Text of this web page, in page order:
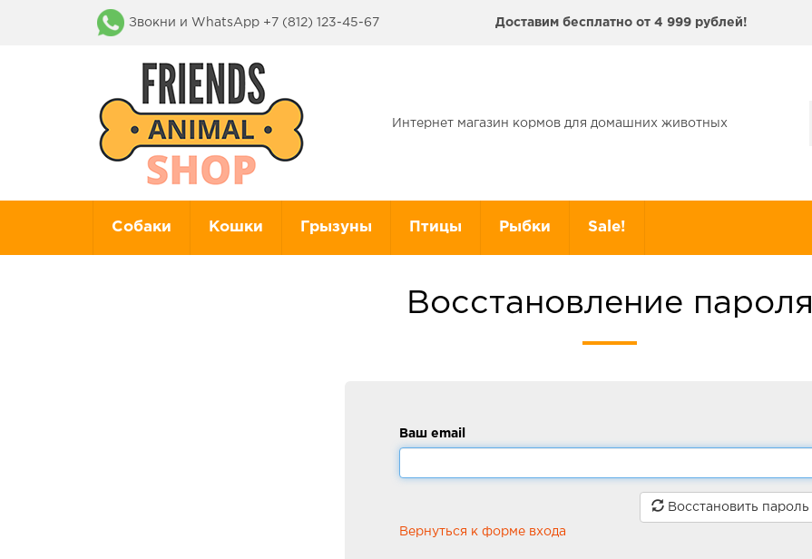
Звокни и WhatsApp +7 (812) 123-45-67 Доставим бесплатно от 4 999 рублей!
Интернет магазин кормов для домашних животных
Собаки Кошки Грызуны Птицы Рыбки Sale!
Восстановление пароля
Ваш email
Восстановить пароль
Вернуться к форме входа